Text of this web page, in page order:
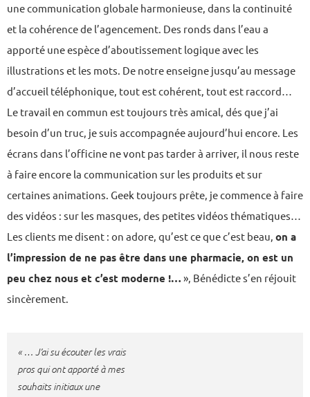
une communication globale harmonieuse, dans la continuité
et la cohérence de l’agencement. Des ronds dans l’eau a
apporté une espèce d’aboutissement logique avec les
illustrations et les mots. De notre enseigne jusqu’au message
d’accueil téléphonique, tout est cohérent, tout est raccord…
Le travail en commun est toujours très amical, dés que j’ai
besoin d’un truc, je suis accompagnée aujourd’hui encore. Les
écrans dans l’officine ne vont pas tarder à arriver, il nous reste
à faire encore la communication sur les produits et sur
certaines animations. Geek toujours prête, je commence à faire
des vidéos : sur les masques, des petites vidéos thématiques…
Les clients me disent : on adore, qu’est ce que c’est beau, on a
l’impression de ne pas être dans une pharmacie, on est un
peu chez nous et c’est moderne !… », Bénédicte s’en réjouit
sincèrement.
« … J’ai su écouter les vrais
pros qui ont apporté à mes
souhaits initiaux une